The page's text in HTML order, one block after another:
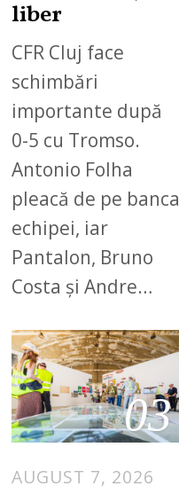
liber
CFR Cluj face
schimbări
importante după
0-5 cu Tromso.
Antonio Folha
pleacă de pe banca
echipei, iar
Pantalon, Bruno
Costa și Andre…
03
AUGUST 7, 2026